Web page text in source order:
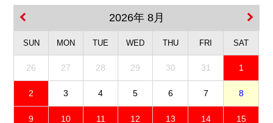
2026年 8月
SUN MON TUE WED THU FRI SAT
26 27 28 29 30 31 1
2 3 4 5 6 7 8
9 10 11 12 13 14 15